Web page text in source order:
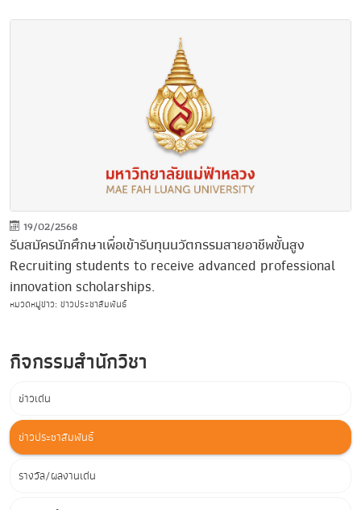
19/02/2568
รับสมัครนักศึกษาเพื่อเข้ารับทุนนวัตกรรมสายอาชีพขั้นสูง
Recruiting students to receive advanced professional
innovation scholarships.
หมวดหมู่ข่าว: ข่าวประชาสัมพันธ์
กิจกรรมสำนักวิชา
ข่าวเด่น
ข่าวประชาสัมพันธ์
รางวัล/ผลงานเด่น